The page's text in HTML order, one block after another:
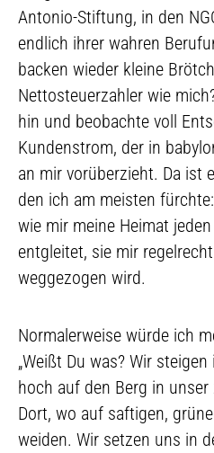
Antonio-Stiftung, in den
endlich ihrer wahren
backen wieder kleine
Nettosteuerzahler wie
hin und beobachte voll
Kundenstrom, der in
an mir vorüberzieht. Da ist
den ich am meisten
wie mir meine Heimat
entgleitet, sie mir
weggezogen wird.
Normalerweise würde ich
„Weißt Du was? Wir
hoch auf den Berg in
Dort, wo auf saftigen,
weiden. Wir setzen uns in